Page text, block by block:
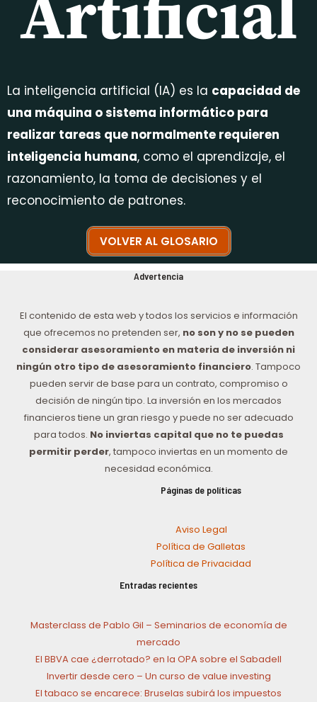
Artificial
La inteligencia artificial (IA) es la capacidad de
una máquina o sistema informático para
realizar tareas que normalmente requieren
inteligencia humana, como el aprendizaje, el
razonamiento, la toma de decisiones y el
reconocimiento de patrones.
VOLVER AL GLOSARIO
Advertencia
El contenido de esta web y todos los servicios e información
que ofrecemos no pretenden ser, no son y no se pueden
considerar asesoramiento en materia de inversión ni
ningún otro tipo de asesoramiento financiero. Tampoco
pueden servir de base para un contrato, compromiso o
decisión de ningún tipo. La inversión en los mercados
financieros tiene un gran riesgo y puede no ser adecuado
para todos. No inviertas capital que no te puedas
permitir perder, tampoco inviertas en un momento de
necesidad económica.
Páginas de políticas
Aviso Legal
Política de Galletas
Política de Privacidad
Entradas recientes
Masterclass de Pablo Gil – Seminarios de economía de
mercado
El BBVA cae ¿derrotado? en la OPA sobre el Sabadell
Invertir desde cero – Un curso de value investing
El tabaco se encarece: Bruselas subirá los impuestos